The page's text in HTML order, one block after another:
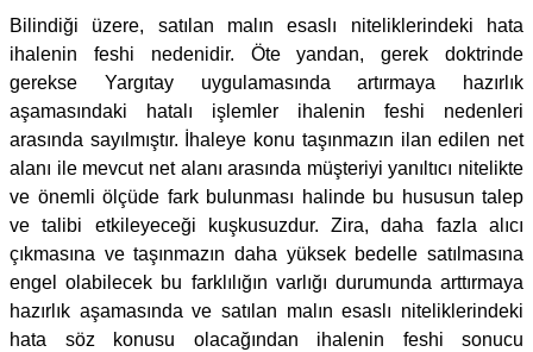
Bilindiği üzere, satılan malın esaslı niteliklerindeki hata
ihalenin feshi nedenidir. Öte yandan, gerek doktrinde
gerekse Yargıtay uygulamasında artırmaya hazırlık
aşamasındaki hatalı işlemler ihalenin feshi nedenleri
arasında sayılmıştır. İhaleye konu taşınmazın ilan edilen net
alanı ile mevcut net alanı arasında müşteriyi yanıltıcı nitelikte
ve önemli ölçüde fark bulunması halinde bu hususun talep
ve talibi etkileyeceği kuşkusuzdur. Zira, daha fazla alıcı
çıkmasına ve taşınmazın daha yüksek bedelle satılmasına
engel olabilecek bu farklılığın varlığı durumunda arttırmaya
hazırlık aşamasında ve satılan malın esaslı niteliklerindeki
hata söz konusu olacağından ihalenin feshi sonucu